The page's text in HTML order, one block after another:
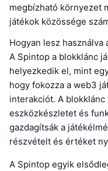
megbízható környezet
játékok közössége
Hogyan lesz használva
A Spintop a blokklánc
helyezkedik el, mint
hogy fokozza a web3
interakciót. A
eszközkészletet és
gazdagítsák a
részvételt és értéket
A Spintop egyik